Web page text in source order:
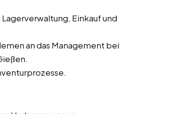
Einkauf und
an das Management bei